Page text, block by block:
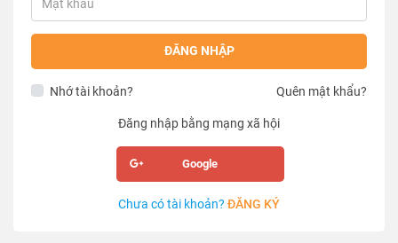
ĐĂNG NHẬP
Nhớ tài khoản? Quên mật khẩu?
Đăng nhập bằng mạng xã hội
Google
Chưa có tài khoản? ĐĂNG KÝ